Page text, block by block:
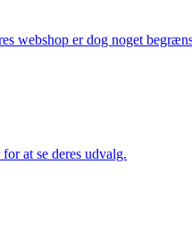
webshop er dog noget
at se deres udvalg.